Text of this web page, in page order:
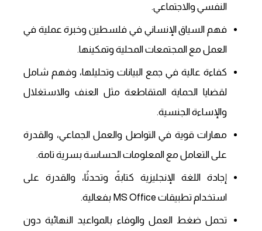
النفسي والاجتماعي.
فهم السياق الإنساني في فلسطين وخبرة عملية في
العمل مع المجتمعات المحلية وتمكينها.
كفاءة عالية في جمع البيانات وتحليلها، وفهم شامل
لقضايا الحماية المتقاطعة مثل العنف والاستغلال
والإساءة الجنسية.
مهارات قوية في التواصل والعمل الجماعي، والقدرة
على التعامل مع المعلومات الحساسة بسرية تامة.
إجادة اللغة الإنجليزية كتابةً وتحدثًا، والقدرة على
استخدام تطبيقات MS Office بفعالية.
تحمل ضغط العمل والوفاء بالمواعيد النهائية دون